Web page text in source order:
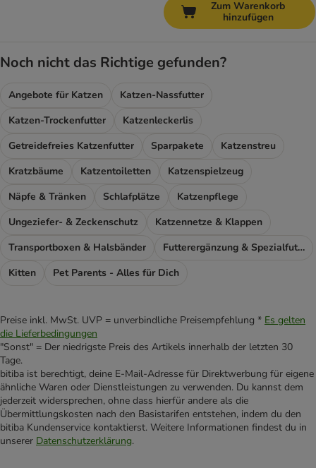
Zum Warenkorb
hinzufügen
Noch nicht das Richtige gefunden?
Angebote für Katzen
Katzen-Nassfutter
Katzen-Trockenfutter
Katzenleckerlis
Getreidefreies Katzenfutter
Sparpakete
Katzenstreu
Kratzbäume
Katzentoiletten
Katzenspielzeug
Näpfe & Tränken
Schlafplätze
Katzenpflege
Ungeziefer- & Zeckenschutz
Katzennetze & Klappen
Transportboxen & Halsbänder
Futterergänzung & Spezialfutter
Kitten
Pet Parents - Alles für Dich
Preise inkl. MwSt. UVP = unverbindliche Preisempfehlung * Es gelten
die Lieferbedingungen
"Sonst" = Der niedrigste Preis des Artikels innerhalb der letzten 30
Tage.
bitiba ist berechtigt, deine E-Mail-Adresse für Direktwerbung für eigene
ähnliche Waren oder Dienstleistungen zu verwenden. Du kannst dem
jederzeit widersprechen, ohne dass hierfür andere als die
Übermittlungskosten nach den Basistarifen entstehen, indem du den
bitiba Kundenservice kontaktierst. Weitere Informationen findest du in
unserer Datenschutzerklärung.